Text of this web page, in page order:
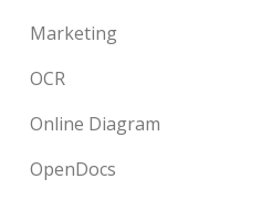
Marketing
OCR
Online Diagram
OpenDocs